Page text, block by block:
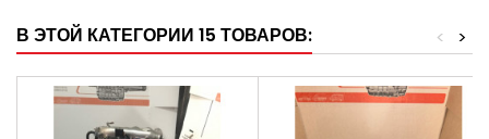
В ЭТОЙ КАТЕГОРИИ 15 ТОВАРОВ: >
<